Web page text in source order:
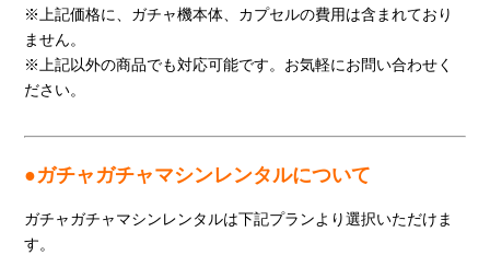
※上記価格に、ガチャ機本体、カプセルの費用は含まれており
ません。
※上記以外の商品でも対応可能です。お気軽にお問い合わせく
ださい。
●ガチャガチャマシンレンタルについて
ガチャガチャマシンレンタルは下記プランより選択いただけま
す。